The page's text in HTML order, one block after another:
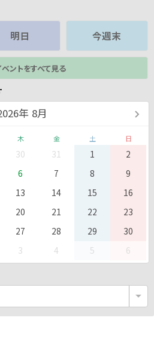
明日 今週末
ントをすべて見る
年 8月
木 金 土 日
30 31 1
2
6 7 8
9
13 14 15
16
20 21 22
23
27 28 29
30
3 4 5 6